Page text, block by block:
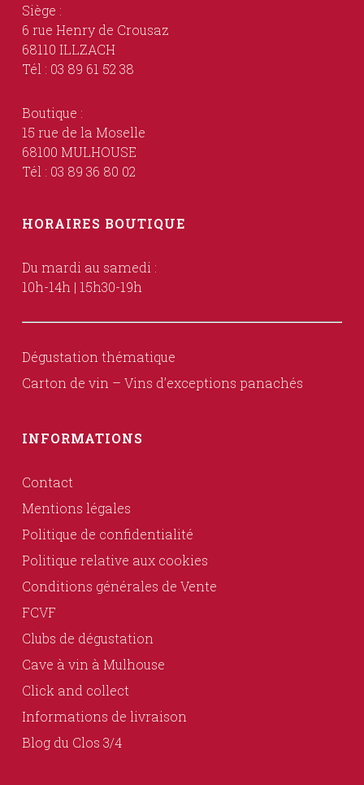
Siège :
6 rue Henry de Crousaz
68110 ILLZACH
Tél : 03 89 61 52 38
Boutique :
15 rue de la Moselle
68100 MULHOUSE
Tél : 03 89 36 80 02
HORAIRES BOUTIQUE
Du mardi au samedi :
10h-14h | 15h30-19h
Dégustation thématique
Carton de vin – Vins d’exceptions panachés
INFORMATIONS
Contact
Mentions légales
Politique de confidentialité
Politique relative aux cookies
Conditions générales de Vente
FCVF
Clubs de dégustation
Cave à vin à Mulhouse
Click and collect
Informations de livraison
Blog du Clos 3/4